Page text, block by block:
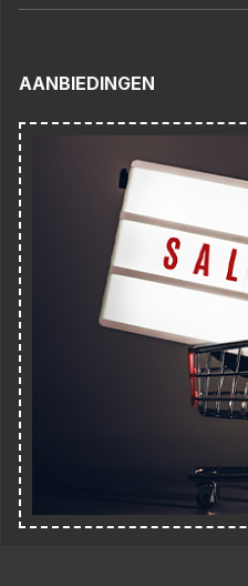
AANBIEDINGEN